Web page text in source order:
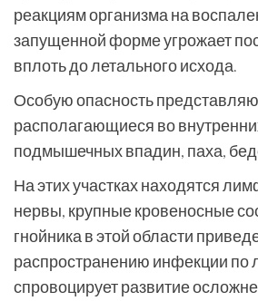
реакциям организма на
запущенной форме угрожает
вплоть до летального исхода.
Особую опасность
располагающиеся во
подмышечных впадин, паха,
На этих участках находятся
нервы, крупные кровеносные
гнойника в этой области
распространению инфекции по
спровоцирует развитие